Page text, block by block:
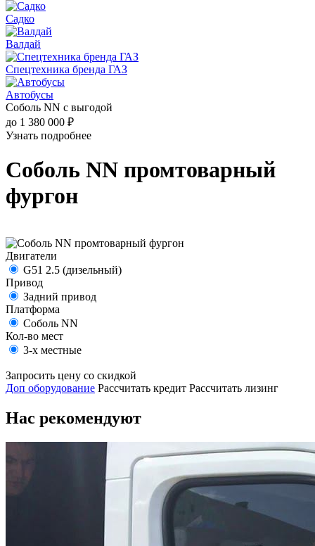
Садко
Валдай
Спецтехника бренда ГАЗ
Автобусы
Соболь NN с выгодой
до 1 380 000 ₽
Узнать подробнее
Соболь NN промтоварный
фургон
Двигатели
G51 2.5 (дизельный)
Привод
Задний привод
Платформа
Соболь NN
Кол-во мест
3-х местные
Запросить цену со скидкой
Доп оборудование Рассчитать кредит Рассчитать лизинг
Нас рекомендуют